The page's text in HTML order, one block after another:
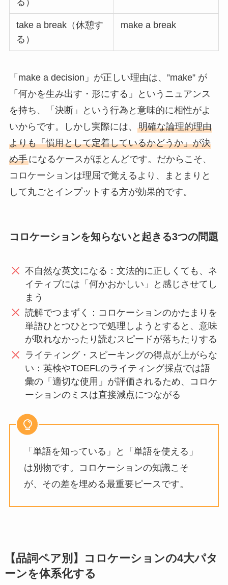
る）
take a break（休憩す
る）
make a break
「make a decision」が正しい理由は、”make” が
「何かを生み出す・形にする」というニュアンス
を持ち、「決断」という行為と意味的に相性がよ
いからです。しかし実際には、 明確な論理的理由
よりも「慣用として定着しているかどうか」が決
め手になるケースがほとんどです。だからこそ、
コロケーションは理屈で覚えるより、まとまりと
して丸ごとインプットする方が効果的です。
コロケーションを知らないと起きる3つの問題
不自然な英文になる：文法的に正しくても、ネ
イティブには「何かおかしい」と感じさせてし
まう
読解でつまずく：コロケーションのかたまりを
単語ひとつひとつで処理しようとすると、意味
が取れなかったり読むスピードが落ちたりする
ライティング・スピーキングの得点が上がらな
い：英検やTOEFLのライティング採点では語
彙の「適切な使用」が評価されるため、コロケ
ーションのミスは直接減点につながる
「単語を知っている」と「単語を使える」
は別物です。コロケーションの知識こそ
が、その差を埋める最重要ピースです。
【品詞ペア別】コロケーションの4大パタ
ーンを体系化する